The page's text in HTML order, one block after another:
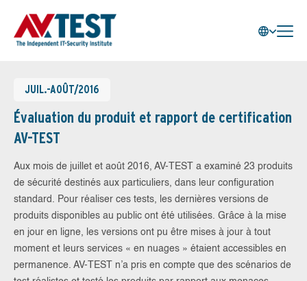
JUIL.-AOÛT/2016
Évaluation du produit et rapport de certification
AV-TEST
Aux mois de juillet et août 2016, AV-TEST a examiné 23 produits
de sécurité destinés aux particuliers, dans leur configuration
standard. Pour réaliser ces tests, les dernières versions de
produits disponibles au public ont été utilisées. Grâce à la mise
en jour en ligne, les versions ont pu être mises à jour à tout
moment et leurs services « en nuages » étaient accessibles en
permanence. AV-TEST n’a pris en compte que des scénarios de